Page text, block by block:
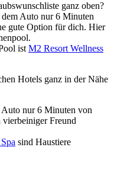
ganz oben?
dem Auto nur 6 Minuten
gute Option für dich. Hier
ist M2 Resort Wellness
Hotels ganz in der Nähe
Auto nur 6 Minuten von
Freund
sind Haustiere